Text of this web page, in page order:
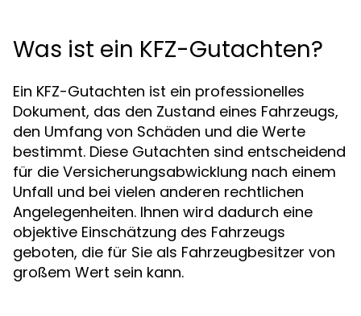
Was ist ein KFZ-Gutachten?
Ein KFZ-Gutachten ist ein professionelles
Dokument, das den Zustand eines Fahrzeugs,
den Umfang von Schäden und die Werte
bestimmt. Diese Gutachten sind entscheidend
für die Versicherungsabwicklung nach einem
Unfall und bei vielen anderen rechtlichen
Angelegenheiten. Ihnen wird dadurch eine
objektive Einschätzung des Fahrzeugs
geboten, die für Sie als Fahrzeugbesitzer von
großem Wert sein kann.